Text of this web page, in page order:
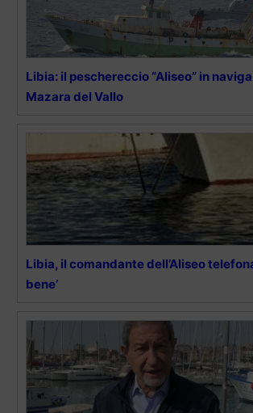
Libia: il peschereccio “Aliseo” in
Mazara del Vallo
Libia, il comandante dell’Aliseo
bene’